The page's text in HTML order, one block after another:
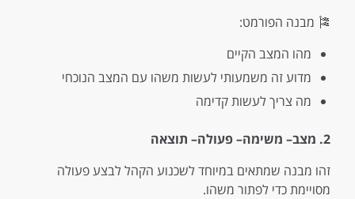
🎏 מבנה הפורמט:
מהו המצב הקיים
מדוע זה משמעותי לעשות משהו עם המצב הנוכחי
מה צריך לעשות קדימה
2. מצב – משימה–פעולה– תוצאה
זהו מבנה שמתאים במיוחד לשכנוע הקהל לבצע פעולה
מסויימת כדי לפתור משהו.